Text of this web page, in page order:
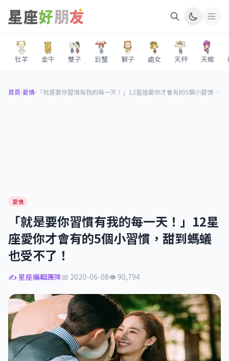
牡羊 金牛 雙子 巨蟹 獅子 處女 天秤 天蠍
首頁›愛情› 「就是要你習慣有我的每一天！」12星座愛你才會有的5個小習慣，甜到螞蟻也受不了！
愛情
「就是要你習慣有我的每一天！」12星
座愛你才會有的5個小習慣，甜到螞蟻
也受不了！
✍️ 星座編輯團隊📅 2020-06-08👁 90,794